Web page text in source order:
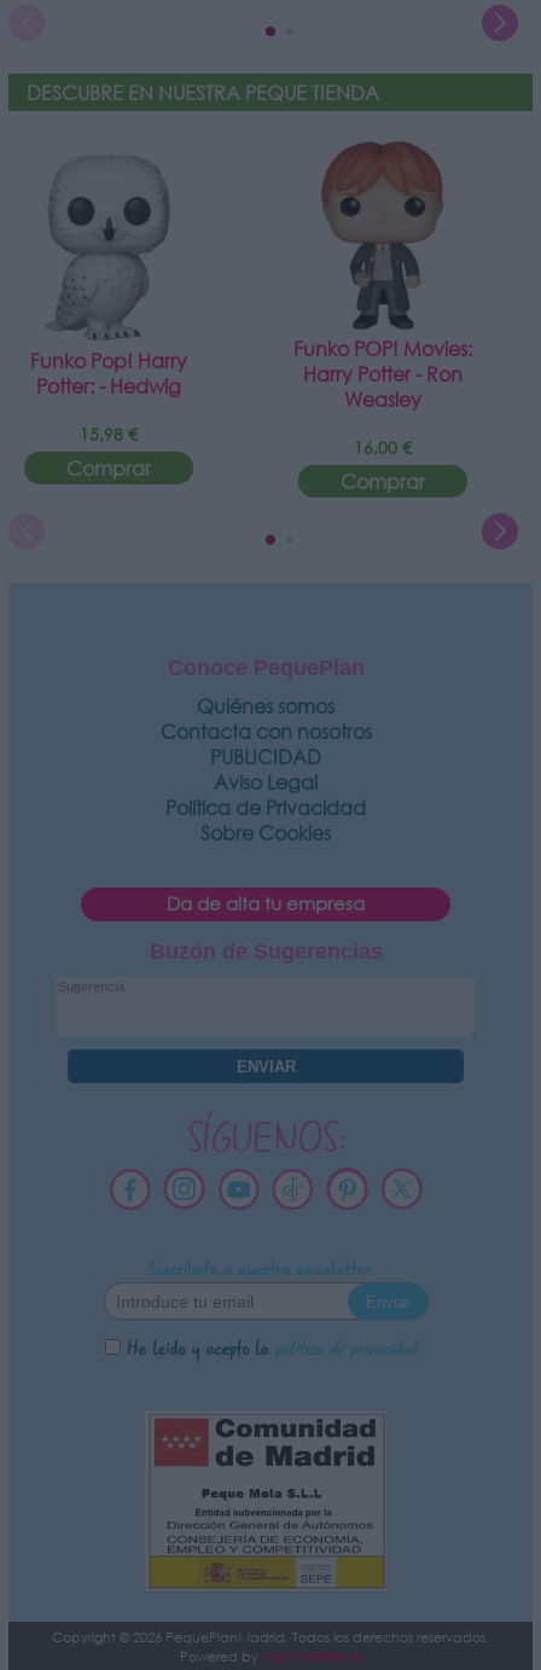
DESCUBRE EN NUESTRA PEQUE TIENDA
Funko Pop! Harry
Potter: - Hedwig
15,98 €
Comprar
Funko POP! Movies:
Harry Potter - Ron
Weasley
16,00 €
Comprar
Conoce PequePlan
Quiénes somos
Contacta con nosotros
PUBLICIDAD
Aviso Legal
Política de Privacidad
Sobre Cookies
Da de alta tu empresa
Buzón de Sugerencias
SÍGUENOS:
Suscríbete a nuestra newsletter
He leído y acepto la política de privacidad
Copyright © 2026 PequePlanMadrid. Todos los derechos reservados.
Powered by nopCommerce